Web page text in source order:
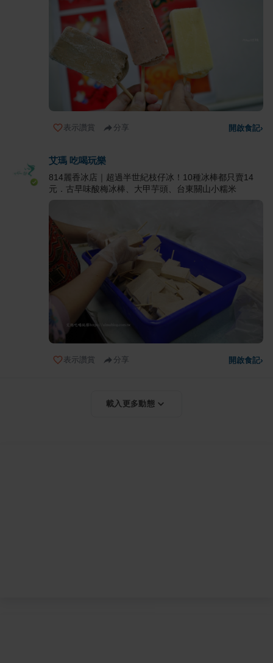
表示讚賞 分享 開啟食記›
艾瑪 吃喝玩樂
814麗香冰店｜超過半世紀枝仔冰！10種冰棒都只賣14
元．古早味酸梅冰棒、大甲芋頭、台東關山小糯米
表示讚賞 分享 開啟食記›
載入更多動態